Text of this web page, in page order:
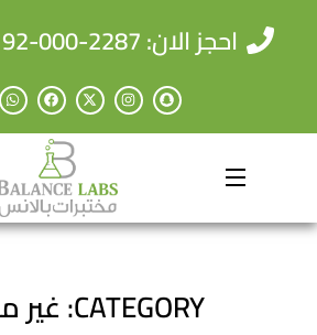
احجز الان: 2287-000-92
CATEGORY: غير مصنف